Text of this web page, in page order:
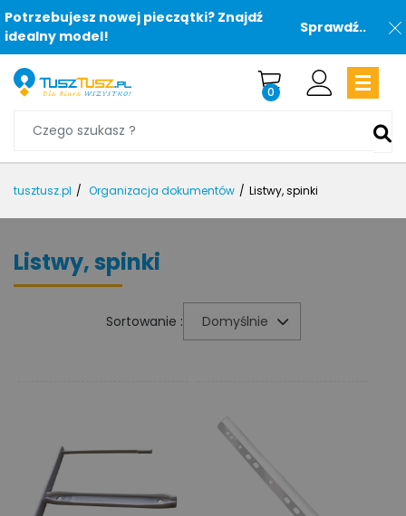
Potrzebujesz nowej pieczątki? Znajdź
idealny model!
Sprawdź..
0
tusztusz.pl Organizacja dokumentów Listwy, spinki
Listwy, spinki
Sortowanie : Domyślnie